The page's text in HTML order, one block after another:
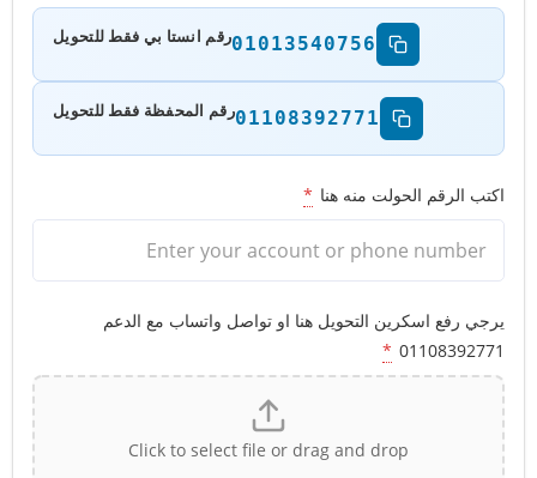
رقم انستا بي فقط للتحويل01013540756
رقم المحفظة فقط للتحويل01108392771
اكتب الرقم الحولت منه هنا *
يرجي رفع اسكرين التحويل هنا او تواصل واتساب مع الدعم
01108392771
*
Click to select file or drag and drop